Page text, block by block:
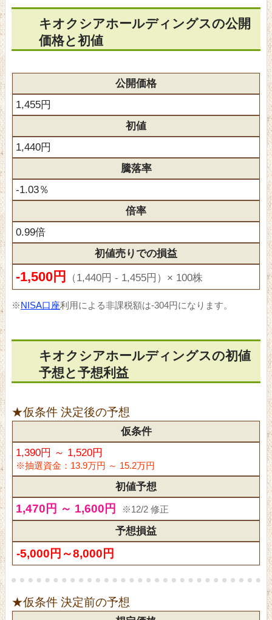
キオクシアホールディングスの公開
価格と初値
公開価格
1,455円
初値
1,440円
騰落率
-1.03％
倍率
0.99倍
初値売りでの損益
-1,500円 （1,440円 - 1,455円）× 100株
※NISA口座利用による非課税額は-304円になります。
キオクシアホールディングスの初値
予想と予想利益
★仮条件 決定後の予想
仮条件
1,390円 ～ 1,520円
※抽選資金：13.9万円 ～ 15.2万円
初値予想
1,470円 ～ 1,600円 ※12/2 修正
予想損益
-5,000円～8,000円
★仮条件 決定前の予想